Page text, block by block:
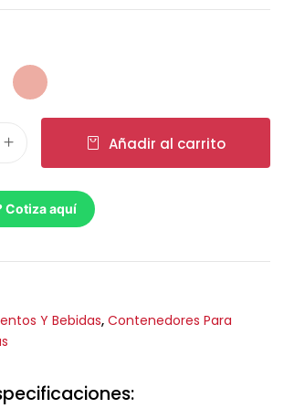
Añadir al carrito
Cotiza aquí
Y Bebidas, Contenedores Para